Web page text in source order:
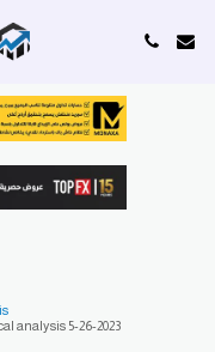
analysis 5-26-2023